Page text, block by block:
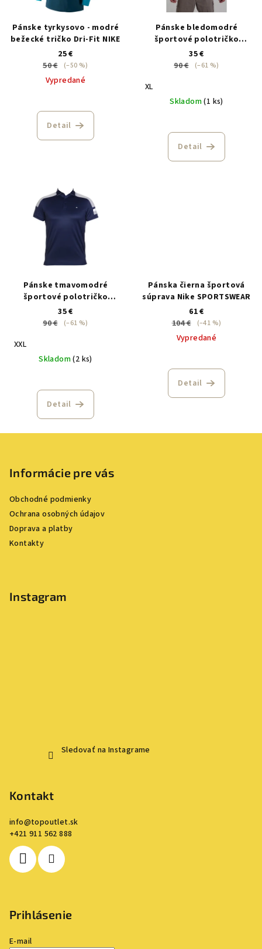
Pánske tyrkysovo - modré
bežecké tričko Dri-Fit NIKE
25 €
50 €
(–50 %)
Vypredané
Detail
Pánske bledomodré
športové polotričko
J.Lindeberg
35 €
90 €
(–61 %)
XL
Skladom(1 ks)
Detail
Pánske tmavomodré
športové polotričko
J.Lindeberg
35 €
90 €
(–61 %)
XXL
Skladom(2 ks)
Detail
Pánska čierna športová
súprava Nike SPORTSWEAR
61 €
104 €
(–41 %)
Vypredané
Detail
Informácie pre vás
Obchodné podmienky
Ochrana osobných údajov
Doprava a platby
Kontakty
Instagram
Sledovať na Instagrame
Kontakt
info@topoutlet.sk
+421 911 562 888
Prihlásenie
E-mail